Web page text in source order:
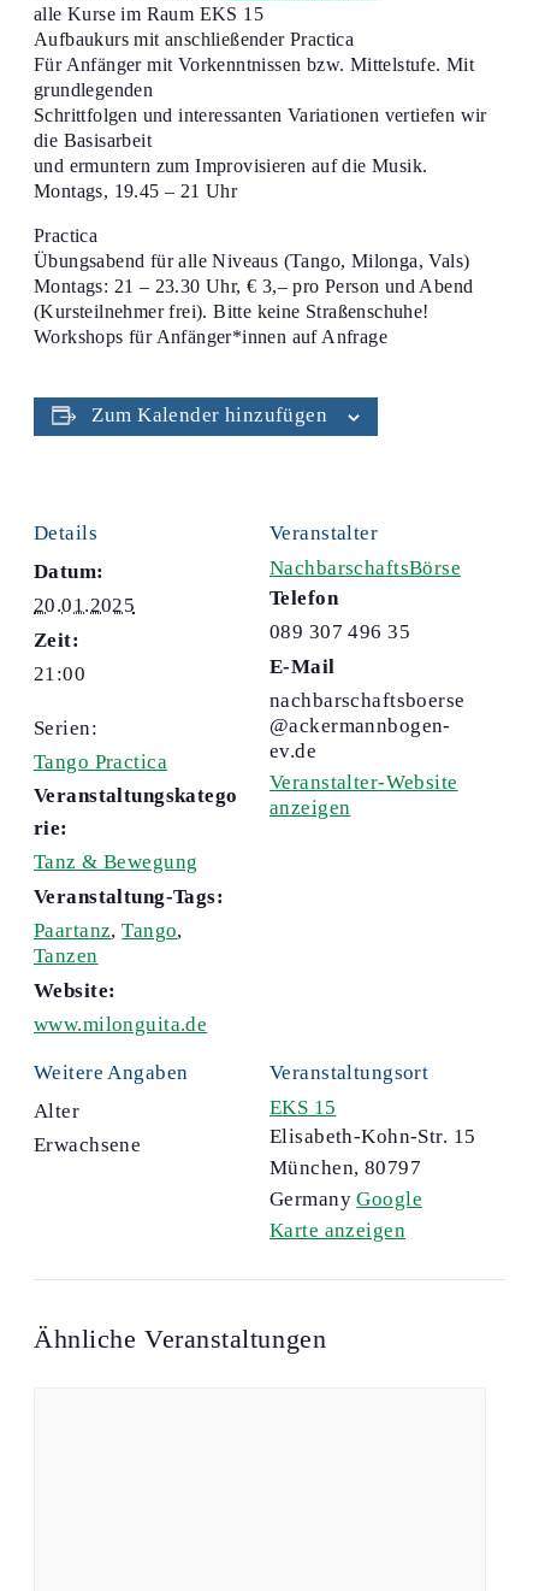
alle Kurse im Raum EKS 15
Aufbaukurs mit anschließender Practica
Für Anfänger mit Vorkenntnissen bzw. Mittelstufe. Mit
grundlegenden
Schrittfolgen und interessanten Variationen vertiefen wir
die Basisarbeit
und ermuntern zum Improvisieren auf die Musik.
Montags, 19.45 – 21 Uhr
Practica
Übungsabend für alle Niveaus (Tango, Milonga, Vals)
Montags: 21 – 23.30 Uhr, € 3,– pro Person und Abend
(Kursteilnehmer frei). Bitte keine Straßenschuhe!
Workshops für Anfänger*innen auf Anfrage
Zum Kalender hinzufügen
Details
Datum:
20.01.2025
Zeit:
21:00
Serien:
Tango Practica
Veranstaltungskatego
rie:
Tanz & Bewegung
Veranstaltung-Tags:
Paartanz,Tango,
Tanzen
Website:
www.milonguita.de
Veranstaltungsort
EKS 15
Elisabeth-Kohn-Str. 15
München, 80797
Germany Google
Karte anzeigen
Veranstalter
NachbarschaftsBörse
Telefon
089 307 496 35
E-Mail
nachbarschaftsboerse
@ackermannbogen-
ev.de
Veranstalter-Website
anzeigen
Weitere Angaben
Alter
Erwachsene
Ähnliche Veranstaltungen